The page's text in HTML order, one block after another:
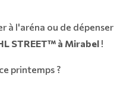
à l'aréna ou de dépenser
STREET™ à Mirabel !
printemps ?